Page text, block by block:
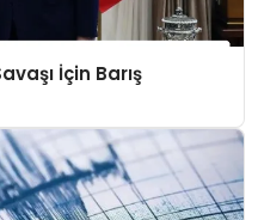
İçin Barış